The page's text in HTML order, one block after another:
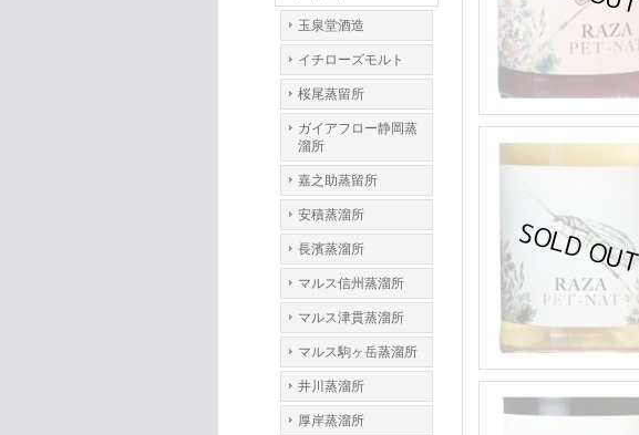
玉泉堂酒造
イチローズモルト
桜尾蒸留所
ガイアフロー静岡蒸
溜所
嘉之助蒸留所
安積蒸溜所
長濱蒸溜所
マルス信州蒸溜所
マルス津貫蒸溜所
マルス駒ヶ岳蒸溜所
井川蒸溜所
厚岸蒸溜所